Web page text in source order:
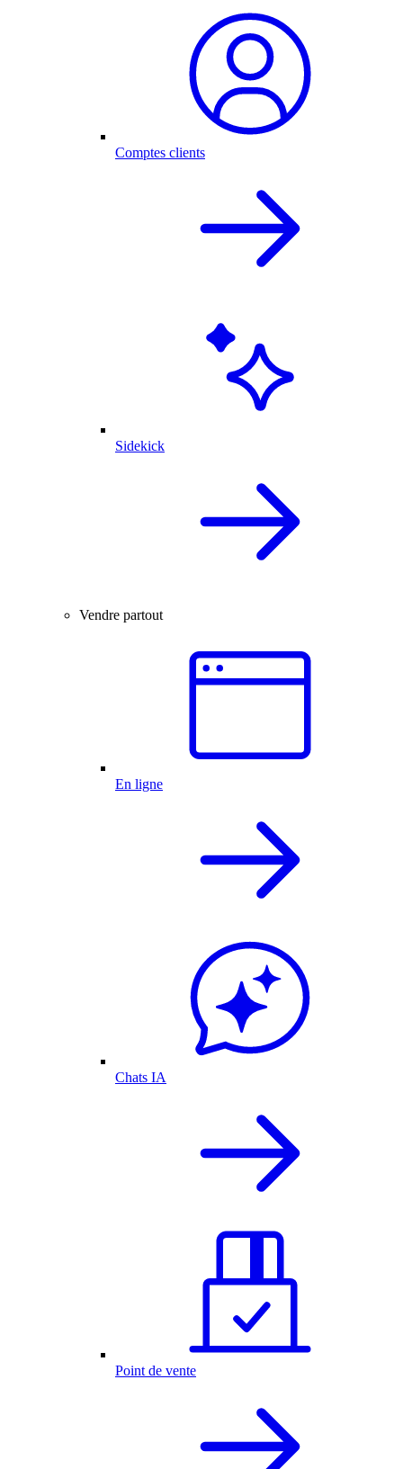
Comptes clients
Sidekick
Vendre partout
En ligne
Chats IA
Point de vente